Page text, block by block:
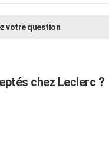
votre question
chez Leclerc ?